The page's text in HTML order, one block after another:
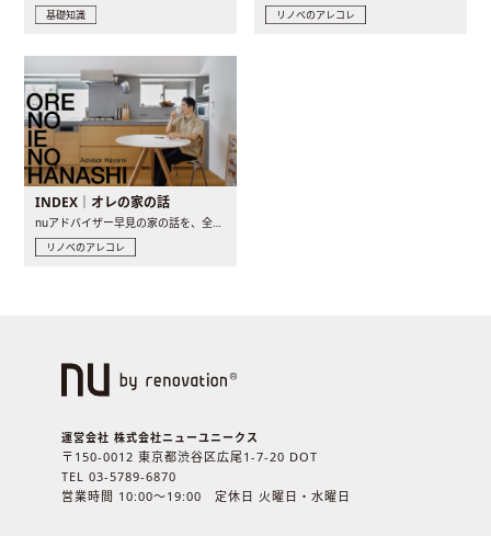
基礎知識 リノベのアレコレ
INDEX｜オレの家の話
nuアドバイザー早見の家の話を、全4話でお届け。リノベーションを..
リノベのアレコレ
運営会社 株式会社ニューユニークス
〒150-0012 東京都渋谷区広尾1-7-20 DOT
TEL 03-5789-6870
営業時間 10:00〜19:00 定休日 火曜日・水曜日